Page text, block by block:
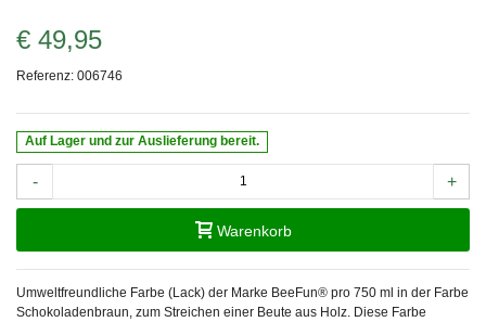
€ 49,95
Referenz: 006746
Auf Lager und zur Auslieferung bereit.
- +
Warenkorb
Umweltfreundliche Farbe (Lack) der Marke BeeFun® pro 750 ml in der Farbe
Schokoladenbraun, zum Streichen einer Beute aus Holz. Diese Farbe